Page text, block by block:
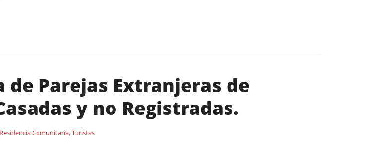
de Parejas Extranjeras de
y no Registradas.
Residencia Comunitaria,Turistas